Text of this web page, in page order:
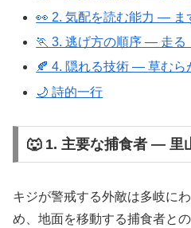
👀 2. 気配を読む能力 ― ま
🏃 3. 逃げ方の順序 ― 走
🍂 4. 隠れる技術 ― 草むら
🌙 詩的一行
🐺 1. 主要な捕食者 ― 里
キジが警戒する外敵は多岐に
め、地面を移動する捕食者と